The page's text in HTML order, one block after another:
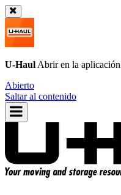
U-Haul Abrir en la
Abierto
Saltar al contenido